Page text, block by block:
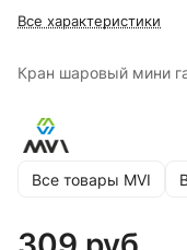
Все характеристики
Кран шаровый мини
Все товары MVI